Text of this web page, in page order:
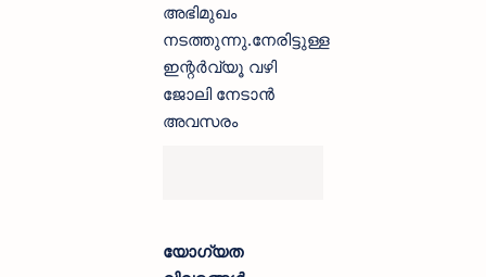
അഭിമുഖം
നടത്തുന്നു.നേരിട്ടുള്ള
ഇന്റർവ്യൂ വഴി
ജോലി നേടാൻ
അവസരം
യോഗ്യത